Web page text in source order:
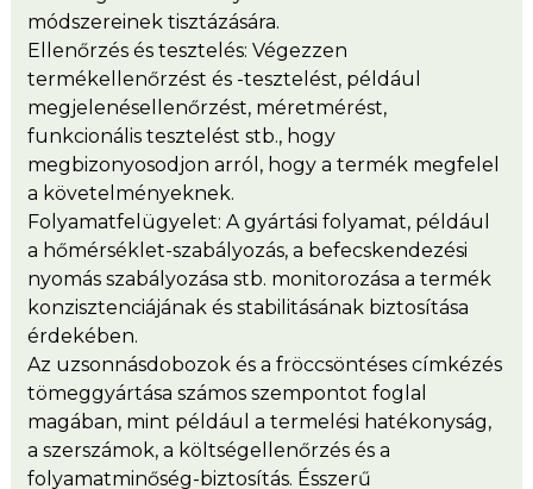
módszereinek tisztázására.
Ellenőrzés és tesztelés: Végezzen
termékellenőrzést és -tesztelést, például
megjelenésellenőrzést, méretmérést,
funkcionális tesztelést stb., hogy
megbizonyosodjon arról, hogy a termék megfelel
a követelményeknek.
Folyamatfelügyelet: A gyártási folyamat, például
a hőmérséklet-szabályozás, a befecskendezési
nyomás szabályozása stb. monitorozása a termék
konzisztenciájának és stabilitásának biztosítása
érdekében.
Az uzsonnásdobozok és a fröccsöntéses címkézés
tömeggyártása számos szempontot foglal
magában, mint például a termelési hatékonyság,
a szerszámok, a költségellenőrzés és a
folyamatminőség-biztosítás. Ésszerű